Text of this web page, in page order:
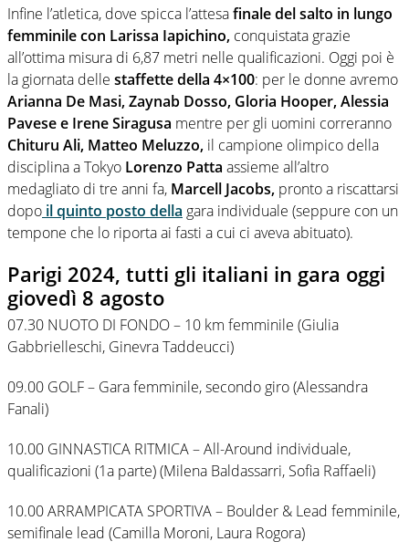
Infine l’atletica, dove spicca l’attesafinale del salto in lungo
femminile con Larissa Iapichino, conquistata grazie
all’ottima misura di 6,87 metri nelle qualificazioni. Oggi poi è
la giornata delle staffette della 4×100: per le donne avremo
Arianna De Masi, Zaynab Dosso, Gloria Hooper, Alessia
Pavese e Irene Siragusa mentre per gli uomini correranno
Chituru Ali, Matteo Meluzzo, il campione olimpico della
disciplina a Tokyo Lorenzo Patta assieme all’altro
medagliato di tre anni fa, Marcell Jacobs, pronto a riscattarsi
dopo il quinto posto della gara individuale (seppure con un
tempone che lo riporta ai fasti a cui ci aveva abituato).
Parigi 2024, tutti gli italiani in gara oggi
giovedì 8 agosto
07.30 NUOTO DI FONDO – 10 km femminile (Giulia
Gabbrielleschi, Ginevra Taddeucci)
09.00 GOLF – Gara femminile, secondo giro (Alessandra
Fanali)
10.00 GINNASTICA RITMICA – All-Around individuale,
qualificazioni (1a parte) (Milena Baldassarri, Sofia Raffaeli)
10.00 ARRAMPICATA SPORTIVA – Boulder & Lead femminile,
semifinale lead (Camilla Moroni, Laura Rogora)